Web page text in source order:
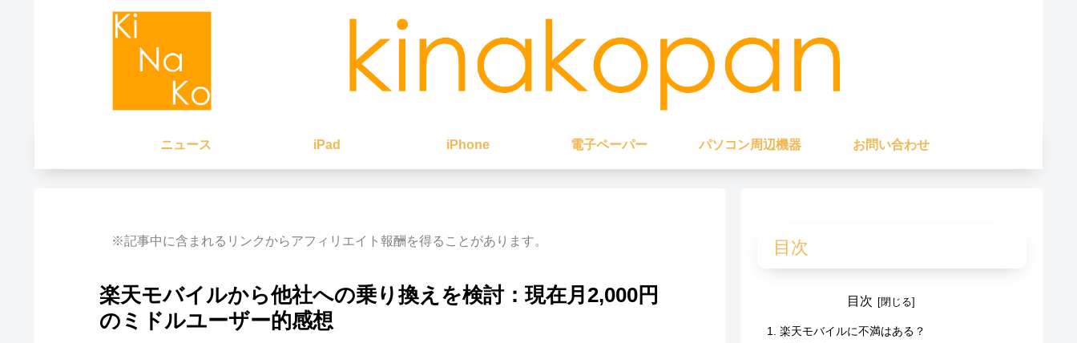
ニュース iPad iPhone 電子ペーパー パソコン周辺機器 お問い合わせ
※記事中に含まれるリンクからアフィリエイト報酬を得ることがあります。
楽天モバイルから他社への乗り換えを検討：現在月2,000円
のミドルユーザー的感想
目次
目次
楽天モバイルに不満はある？